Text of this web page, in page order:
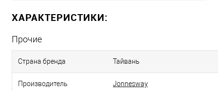
ХАРАКТЕРИСТИКИ:
Прочие
Страна бренда Тайвань
Производитель Jonnesway